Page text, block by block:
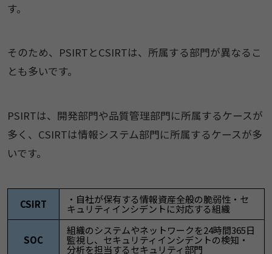
す。
そのため、PSIRTとCSIRTは、所属する部門が異なるこ
とも多いです。
PSIRTは、開発部門や品質管理部門に所属するケースが
多く、CSIRTは情報システム部門に所属するケースが多
いです。
CSIRT ・自社が保有する情報資産全般の脆弱性・セ
キュリティインシデントに対応する組織
SOC
組織のシステムやネットワークを24時間365日
監視し、セキュリティインシデントの検知・
分析を担当するセキュリティ部門